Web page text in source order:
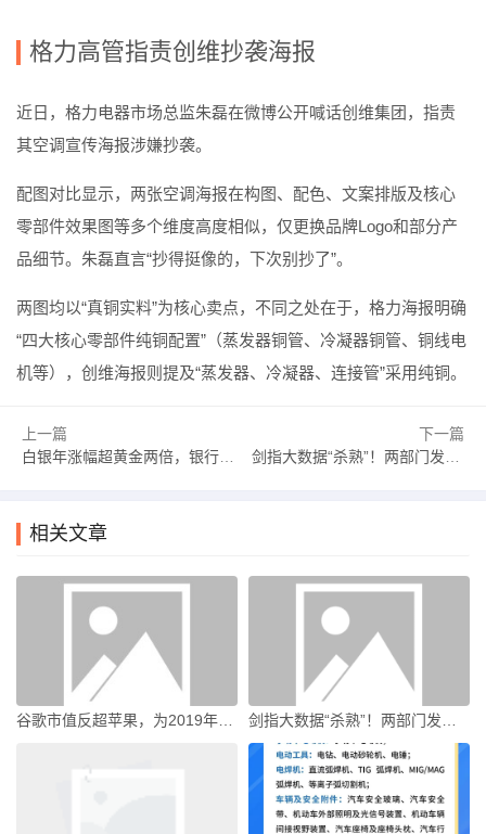
格力高管指责创维抄袭海报
近日，格力电器市场总监朱磊在微博公开喊话创维集团，指责
其空调宣传海报涉嫌抄袭。
配图对比显示，两张空调海报在构图、配色、文案排版及核心
零部件效果图等多个维度高度相似，仅更换品牌Logo和部分产
品细节。朱磊直言“抄得挺像的，下次别抄了”。
两图均以“真铜实料”为核心卖点，不同之处在于，格力海报明确
“四大核心零部件纯铜配置”（蒸发器铜管、冷凝器铜管、铜线电
机等），创维海报则提及“蒸发器、冷凝器、连接管”采用纯铜。
上一篇
白银年涨幅超黄金两倍，银行贵金属资产规模大增，普通投资者配置难度加大|界面新闻
下一篇
剑指大数据“杀熟”！两部门发布新规|界面新闻
相关文章